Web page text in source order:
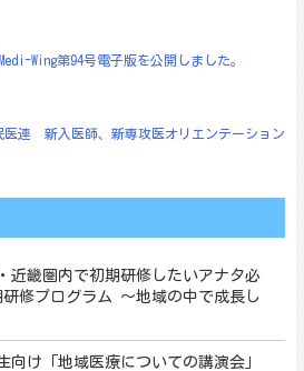
Wing第94号電子版を公開しました。
医連 新入医師、新専攻医オリエンテーション
近畿圏内で初期研修したいアナタ必
修プログラム ～地域の中で成長し
向け「地域医療についての講演会」